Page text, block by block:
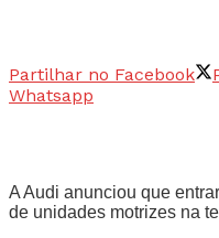
Partilhar no Facebook
Whatsapp
A Audi anunciou que
de unidades motrizes na